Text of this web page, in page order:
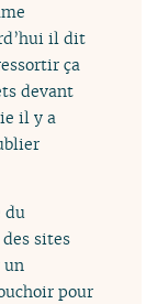
il dit
ça
devant
il y a
du
sites
un
pour